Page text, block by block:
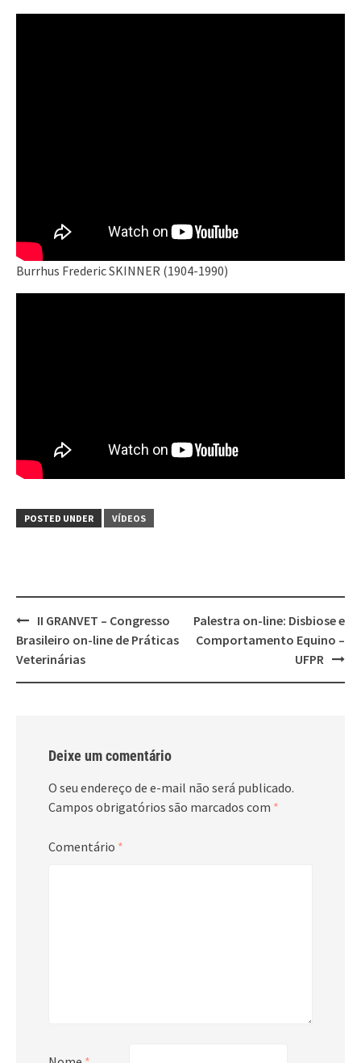
Burrhus Frederic SKINNER (1904-1990)
POSTED UNDER VÍDEOS
Post
navigation
II GRANVET – Congresso
Brasileiro on-line de Práticas
Veterinárias
Palestra on-line: Disbiose e
Comportamento Equino –
UFPR
Deixe um comentário
O seu endereço de e-mail não será publicado.
Campos obrigatórios são marcados com *
Comentário *